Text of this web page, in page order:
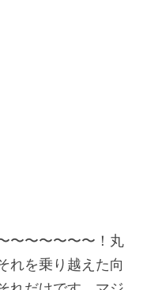
〜〜〜〜〜〜！丸
れを乗り越えた向